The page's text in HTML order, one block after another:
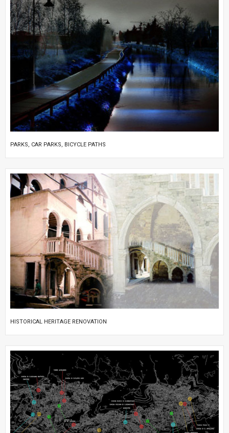
PARKS, CAR PARKS, BICYCLE PATHS
HISTORICAL HERITAGE RENOVATION